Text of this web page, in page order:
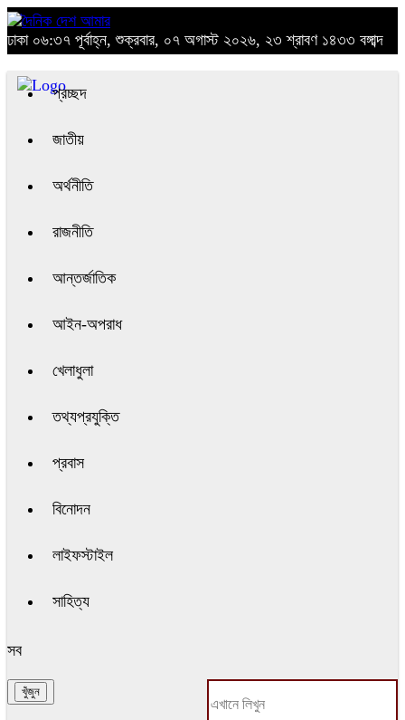
ঢাকা ০৬:৩৭ পূর্বাহ্ন, শুক্রবার, ০৭ অগাস্ট ২০২৬, ২৩ শ্রাবণ ১৪৩৩ বঙ্গাব্দ
প্রচ্ছদ
জাতীয়
অর্থনীতি
রাজনীতি
আন্তর্জাতিক
আইন-অপরাধ
খেলাধুলা
তথ্যপ্রযুক্তি
প্রবাস
বিনোদন
লাইফস্টাইল
সাহিত্য
সব